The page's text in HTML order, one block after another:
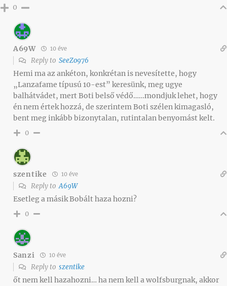
0
A69W 10 éve
Reply to SeeZo976
Hemi ma az ankéton, konkrétan is nevesítette, hogy
„Lanzafame típusú 10-est” keresünk, meg ugye
balhátvádet, mert Boti belső védő……mondjuk lehet, hogy
én nem értek hozzá, de szerintem Boti szélen kimagasló,
bent meg inkább bizonytalan, rutintalan benyomást kelt.
0
szentike 10 éve
Reply toA69W
Esetleg a másik Bobált haza hozni?
0
Sanzi 10 éve
Reply to szentike
őt nem kell hazahozni… ha nem kell a wolfsburgnak, akkor